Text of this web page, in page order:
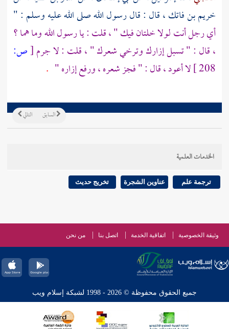
خريم بن فاتك، قال : قال رسول الله صلى الله عليه وسلم : "
أي رجل أنت لولا خلتان فيك " ، قلت : يا رسول الله وما هما ؟
، قال : " تسبل إزارك وترخي شعرك " ، قلت : لا جرم[ص:
208 ] لا أعود ، قال : " فجز شعره ، ورفع إزاره " .
التالي السابق
الخدمات العلمية
ترجمة علم عناوين الشجرة تخريج حديث
وثيقة الخصوصية اتفاقية الخدمة اتصل بنا من نحن
جميع الحقوق محفوظة © 2026 - 1998 لشبكة إسلام ويب